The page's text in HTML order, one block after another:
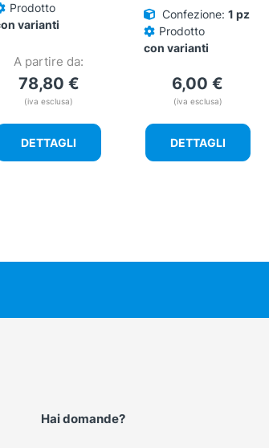
Prodotto
varianti
A partire da:
78,80 €
(iva esclusa)
DETTAGLI
Confezione: 1 pz
Prodotto
con varianti
6,00€
(iva esclusa)
DETTAGLI
Hai domande?